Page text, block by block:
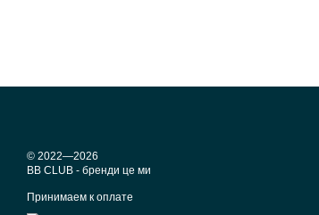
© 2022—2026
BB CLUB - бренди це ми
Принимаем к оплате